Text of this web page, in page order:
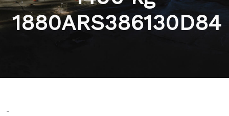
1880ARS386130D84
-